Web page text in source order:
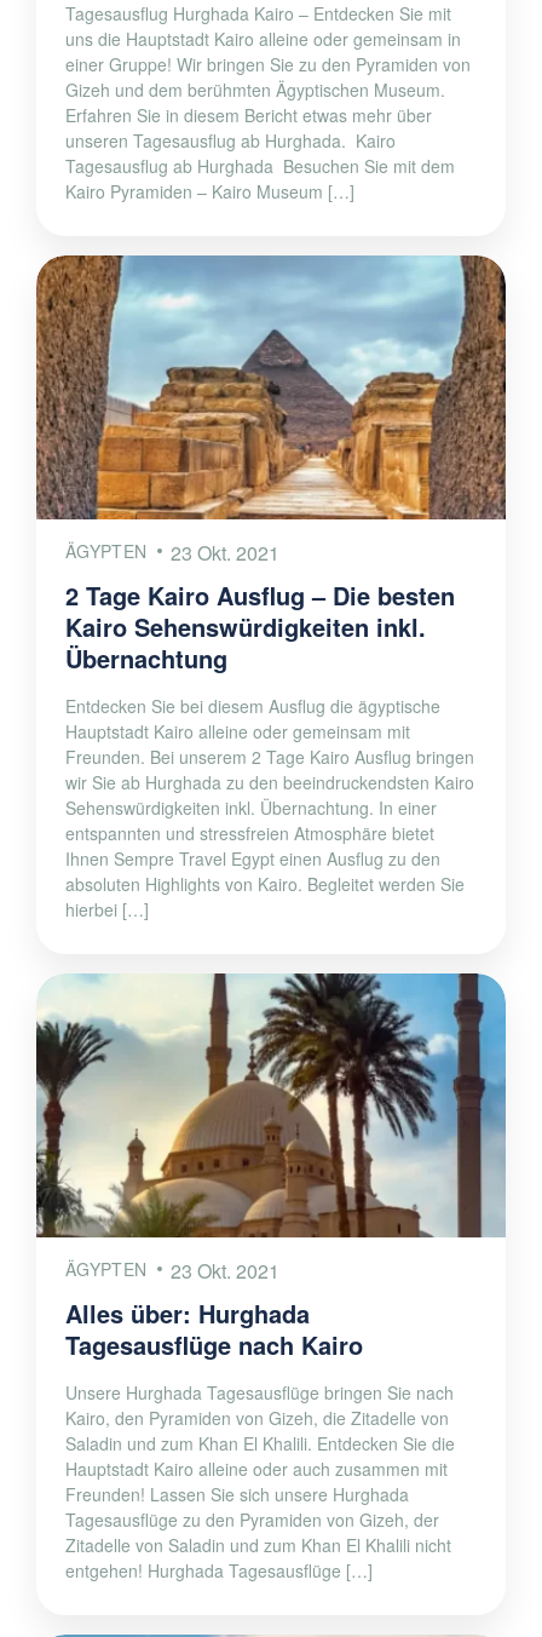
Tagesausflug Hurghada Kairo – Entdecken Sie mit
uns die Hauptstadt Kairo alleine oder gemeinsam in
einer Gruppe! Wir bringen Sie zu den Pyramiden von
Gizeh und dem berühmten Ägyptischen Museum.
Erfahren Sie in diesem Bericht etwas mehr über
unseren Tagesausflug ab Hurghada. Kairo
Tagesausflug ab Hurghada Besuchen Sie mit dem
Kairo Pyramiden – Kairo Museum […]
ÄGYPTEN 23 Okt. 2021
2 Tage Kairo Ausflug – Die besten
Kairo Sehenswürdigkeiten inkl.
Übernachtung
Entdecken Sie bei diesem Ausflug die ägyptische
Hauptstadt Kairo alleine oder gemeinsam mit
Freunden. Bei unserem 2 Tage Kairo Ausflug bringen
wir Sie ab Hurghada zu den beeindruckendsten Kairo
Sehenswürdigkeiten inkl. Übernachtung. In einer
entspannten und stressfreien Atmosphäre bietet
Ihnen Sempre Travel Egypt einen Ausflug zu den
absoluten Highlights von Kairo. Begleitet werden Sie
hierbei […]
ÄGYPTEN 23 Okt. 2021
Alles über: Hurghada
Tagesausflüge nach Kairo
Unsere Hurghada Tagesausflüge bringen Sie nach
Kairo, den Pyramiden von Gizeh, die Zitadelle von
Saladin und zum Khan El Khalili. Entdecken Sie die
Hauptstadt Kairo alleine oder auch zusammen mit
Freunden! Lassen Sie sich unsere Hurghada
Tagesausflüge zu den Pyramiden von Gizeh, der
Zitadelle von Saladin und zum Khan El Khalili nicht
entgehen! Hurghada Tagesausflüge […]